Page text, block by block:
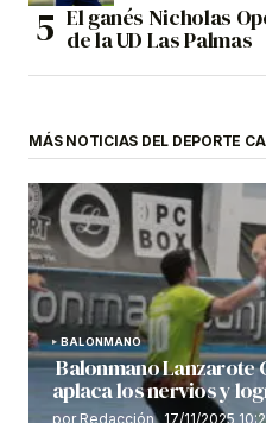
El ganés Nicholas
de la UD Las Palmas
MÁS NOTICIAS DEL DEPORTE
BALONMANO
Balonmano Lanzarote
aplaca los nervios y
por Redacción 17/11/2025